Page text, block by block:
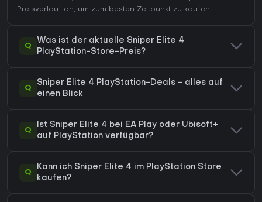
Preisverlauf an, um zum besten Zeitpunkt zu kaufen.
Q
Was ist der aktuelle Sniper Elite 4
PlayStation-Store-Preis?
Q
Sniper Elite 4 PlayStation-Deals - alles auf
einen Blick
Q
Ist Sniper Elite 4 bei EA Play oder Ubisoft+
auf PlayStation verfügbar?
Q
Kann ich Sniper Elite 4 im PlayStation Store
kaufen?